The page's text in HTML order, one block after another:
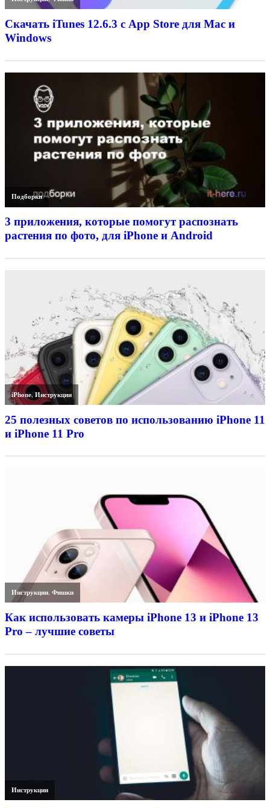
Скачать iTunes 12.6.3 с App Store для Mac и
Windows
Подборки
3 приложения, которые помогут распознать
растения по фото, для iPhone и Android
iPhone,Инструкции
25 полезных советов по использованию iPhone 11
и iPhone 11 Pro
Инструкции,Фишки
Как использовать камеры iPhone 13 и iPhone 13
Pro – лучшие советы
Инструкции